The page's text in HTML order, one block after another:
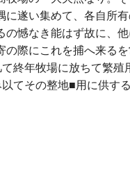
遂い集めて、各自所
憾なき能はず故に、
際にこれを捕へ来る
終年牧場に放ちて繁
てその整地■用に供する